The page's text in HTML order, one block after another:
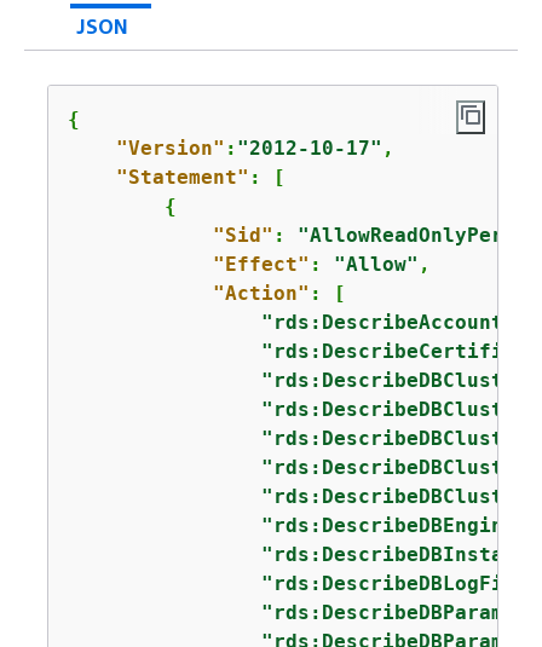
JSON
{
"Version" : "2012-10-17" ,
"Statement" : [
{
"Sid" :
"Effect" : "Allow" ,
"Action" : [